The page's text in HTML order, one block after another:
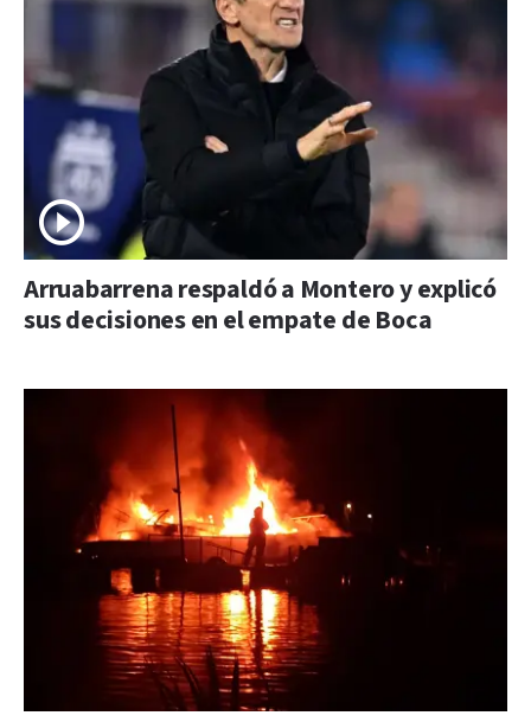
Arruabarrena respaldó a Montero y explicó
sus decisiones en el empate de Boca